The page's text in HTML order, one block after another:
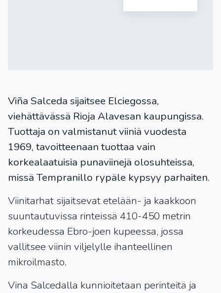
Viña Salceda sijaitsee Elciegossa,
viehättävässä Rioja Alavesan kaupungissa.
Tuottaja on valmistanut viiniä vuodesta
1969, tavoitteenaan tuottaa vain
korkealaatuisia punaviinejä olosuhteissa,
missä Tempranillo rypäle kypsyy parhaiten.
Viinitarhat sijaitsevat etelään- ja kaakkoon
suuntautuvissa rinteissä 410-450 metrin
korkeudessa Ebro-joen kupeessa, jossa
vallitsee viinin viljelylle ihanteellinen
mikroilmasto.
Vina Salcedalla kunnioitetaan perinteitä ja